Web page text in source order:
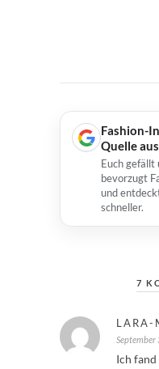
Fashion-
Quelle
Euch gefällt
bevorzugt
und
schneller.
7
LARA-
September
Ich